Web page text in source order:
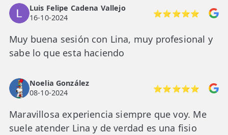
Luis Felipe Cadena Vallejo
16-10-2024
⭐⭐⭐⭐⭐
Muy buena sesión con Lina, muy profesional y
sabe lo que esta haciendo
Noelia González
08-10-2024
⭐⭐⭐⭐⭐
Maravillosa experiencia siempre que voy. Me
suele atender Lina y de verdad es una fisio